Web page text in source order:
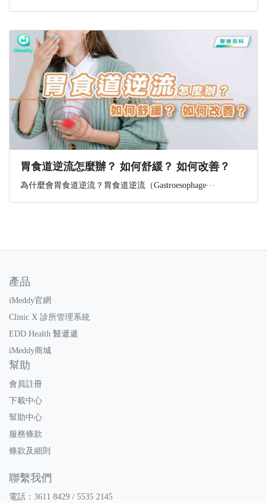
胃食道逆流怎麼辦？ 如何舒緩？ 如何改善？
為什麼會胃食道逆流？胃食道逆流（Gastroesophage···
產品
iMeddy官網
Clinic X 診所管理系統
EDD Health 醫遞遞
iMeddy商城
幫助
會員註冊
下載中心
幫助中心
服務條款
條款及細則
聯繫我們
電話：3611 8429 / 5535 2145